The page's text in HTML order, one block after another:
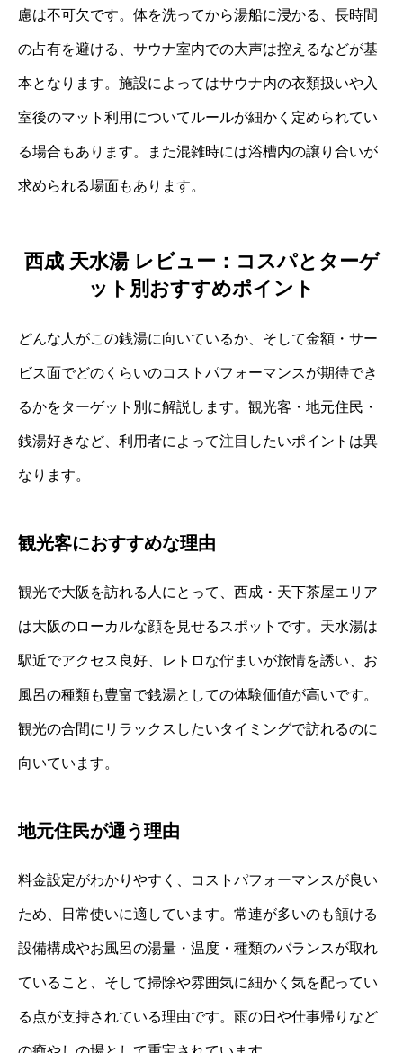
慮は不可欠です。体を洗ってから湯船に浸かる、長時間
の占有を避ける、サウナ室内での大声は控えるなどが基
本となります。施設によってはサウナ内の衣類扱いや入
室後のマット利用についてルールが細かく定められてい
る場合もあります。また混雑時には浴槽内の譲り合いが
求められる場面もあります。
西成 天水湯 レビュー：コスパとターゲ
ット別おすすめポイント
どんな人がこの銭湯に向いているか、そして金額・サー
ビス面でどのくらいのコストパフォーマンスが期待でき
るかをターゲット別に解説します。観光客・地元住民・
銭湯好きなど、利用者によって注目したいポイントは異
なります。
観光客におすすめな理由
観光で大阪を訪れる人にとって、西成・天下茶屋エリア
は大阪のローカルな顔を見せるスポットです。天水湯は
駅近でアクセス良好、レトロな佇まいが旅情を誘い、お
風呂の種類も豊富で銭湯としての体験価値が高いです。
観光の合間にリラックスしたいタイミングで訪れるのに
向いています。
地元住民が通う理由
料金設定がわかりやすく、コストパフォーマンスが良い
ため、日常使いに適しています。常連が多いのも頷ける
設備構成やお風呂の湯量・温度・種類のバランスが取れ
ていること、そして掃除や雰囲気に細かく気を配ってい
る点が支持されている理由です。雨の日や仕事帰りなど